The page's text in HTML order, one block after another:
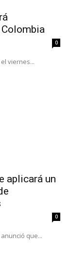
0
viernes...
aplicará un
0
que...